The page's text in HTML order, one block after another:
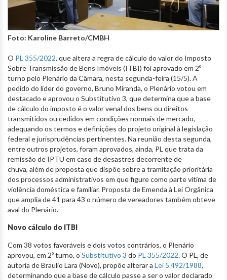
Foto: Karoline Barreto/CMBH
O PL 355/2022, que altera a regra de cálculo do valor do Imposto
Sobre Transmissão de Bens Imóveis (ITBI) foi aprovado em 2º
turno pelo Plenário da Câmara, nesta segunda-feira (15/5). A
pedido do líder do governo, Bruno Miranda, o Plenário votou em
destacado e aprovou o Substitutivo 3, que determina que a base
de cálculo do imposto é o valor venal dos bens ou direitos
transmitidos ou cedidos em condições normais de mercado,
adequando os termos e definições do projeto original à legislação
federal e jurisprudências pertinentes. Na reunião desta segunda,
entre outros projetos, foram aprovados, ainda, PL que trata da
remissão de IPTU em caso de desastres decorrente de
chuva, além de proposta que dispõe sobre a tramitação prioritária
dos processos administrativos em que figure como parte vítima de
violência doméstica e familiar. Proposta de Emenda à Lei Orgânica
que amplia de 41 para 43 o número de vereadores também obteve
aval do Plenário.
Novo cálculo do ITBI
Com 38 votos favoráveis e dois votos contrários, o Plenário
aprovou, em 2º turno, o Substitutivo 3 do PL 355/2022. O PL, de
autoria de Braulio Lara (Novo), propõe alterar a Lei 5.492/1988,
determinando que a base de cálculo passe a ser o valor declarado